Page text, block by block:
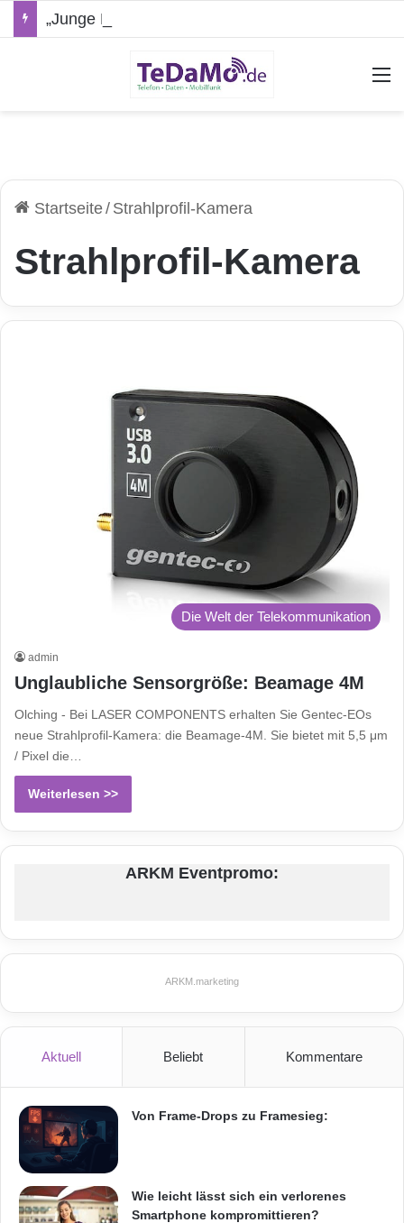
Startseite/ Strahlprofil-Kamera
Strahlprofil-Kamera
Die Welt der Telekommunikation
admin
Unglaubliche Sensorgröße: Beamage 4M
Olching - Bei LASER COMPONENTS erhalten Sie Gentec-EOs
neue Strahlprofil-Kamera: die Beamage-4M. Sie bietet mit 5,5 μm
/ Pixel die…
Weiterlesen >>
ARKM Eventpromo:
ARKM.marketing
Aktuell Beliebt Kommentare
Von Frame-Drops zu Framesieg:
Wie leicht lässt sich ein verlorenes
Smartphone kompromittieren?